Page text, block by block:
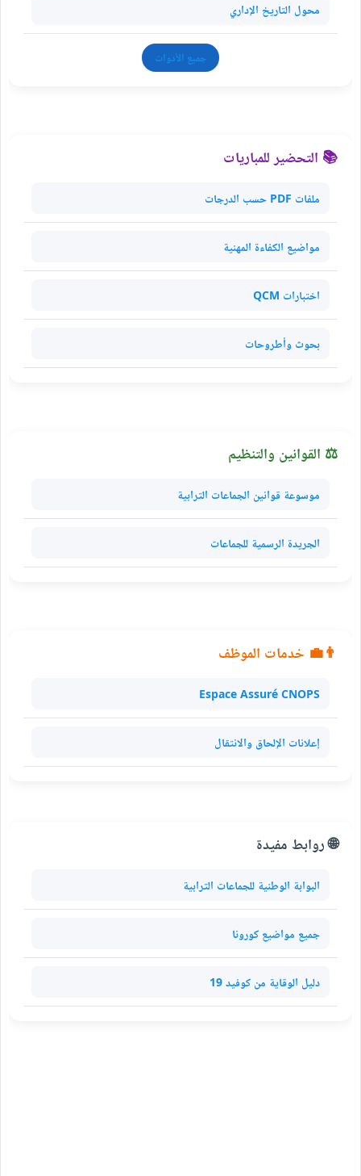
محول التاريخ الإداري
جميع الأدوات
📚 التحضير للمباريات
ملفات PDF حسب الدرجات
مواضيع الكفاءة المهنية
اختبارات QCM
بحوث وأطروحات
⚖️ القوانين والتنظيم
موسوعة قوانين الجماعات الترابية
الجريدة الرسمية للجماعات
👨‍💼 خدمات الموظف
Espace Assuré CNOPS
إعلانات الإلحاق والانتقال
🌐 روابط مفيدة
البوابة الوطنية للجماعات الترابية
جميع مواضيع كورونا
دليل الوقاية من كوفيد 19